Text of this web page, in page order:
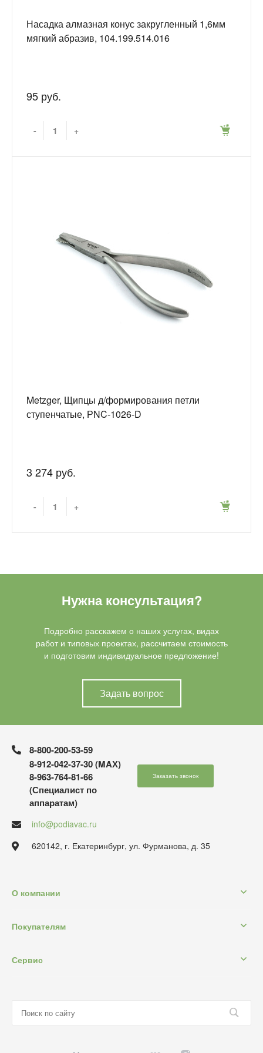
Насадка алмазная конус закругленный 1,6мм
мягкий абразив, 104.199.514.016
95 руб.
- +
Metzger, Щипцы д/формирования петли
ступенчатые, РNC-1026-D
3 274 руб.
- +
Нужна консультация?
Подробно расскажем о наших услугах, видах
работ и типовых проектах, рассчитаем стоимость
и подготовим индивидуальное предложение!
Задать вопрос
8-800-200-53-59
8-912-042-37-30 (MAХ)
8-963-764-81-66
(Специалист по
аппаратам)
Заказать звонок
info@podiavac.ru
620142, г. Екатеринбург, ул. Фурманова, д. 35
О компании
Покупателям
Сервис